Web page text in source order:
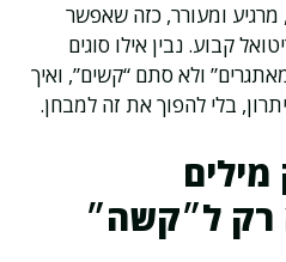
ומעורר, כזה שאפשר
קבוע. נבין אילו סוגים
ולא סתם “קשים”, ואיך
בלי להפוך את זה למבחן.
רק ל״קשה״